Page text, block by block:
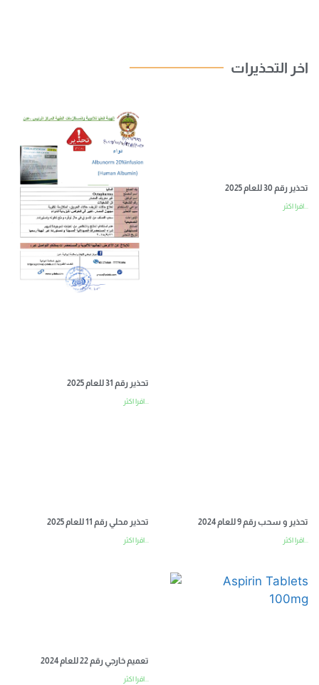
اخر التحذيرات
تحذير رقم 31 للعام 2025
تحذير رقم 30 للعام 2025
تحذير محلي رقم 11 للعام 2025 تحذير و سحب رقم 9 للعام 2024
تعميم خارجي رقم 22 للعام 2024